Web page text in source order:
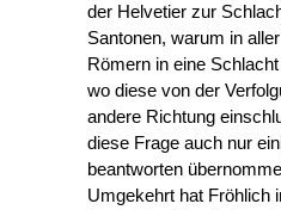
der Helvetier zur
Santonen, warum in
Römern in eine
wo diese von der
andere Richtung
diese Frage auch nur
beantworten
Umgekehrt hat Fröhlich